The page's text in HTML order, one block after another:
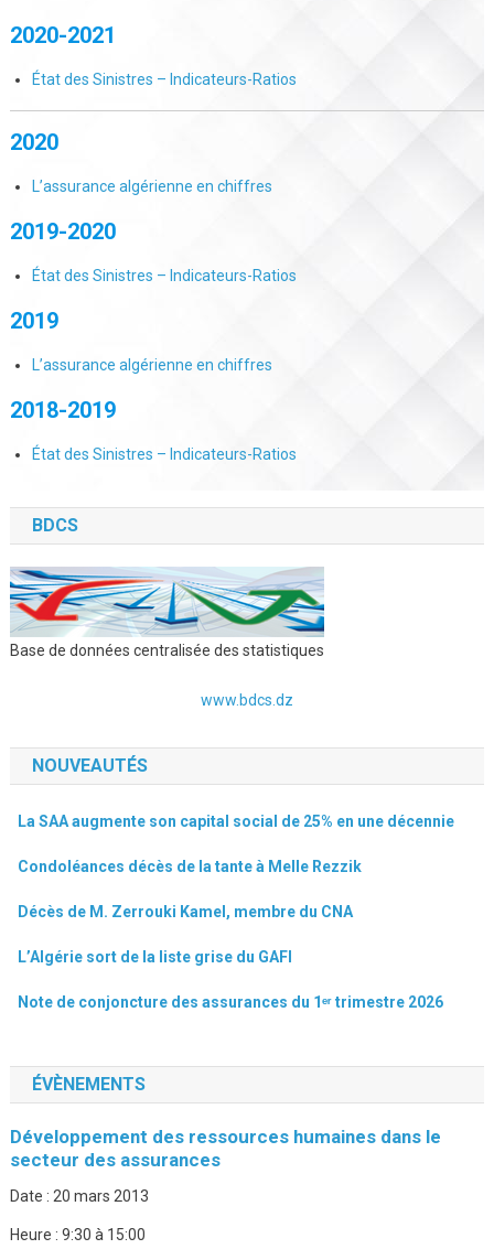
2020-2021
État des Sinistres – Indicateurs-Ratios
2020
L’assurance algérienne en chiffres
2019-2020
État des Sinistres – Indicateurs-Ratios
2019
L’assurance algérienne en chiffres
2018-2019
État des Sinistres – Indicateurs-Ratios
BDCS
Base de données centralisée des statistiques
www.bdcs.dz
NOUVEAUTÉS
La SAA augmente son capital social de 25% en une décennie
Condoléances décès de la tante à Melle Rezzik
Décès de M. Zerrouki Kamel, membre du CNA
L’Algérie sort de la liste grise du GAFI
Note de conjoncture des assurances du 1ᵉʳ trimestre 2026
ÉVÈNEMENTS
Développement des ressources humaines dans le
secteur des assurances
Date : 20 mars 2013
Heure : 9:30 à 15:00